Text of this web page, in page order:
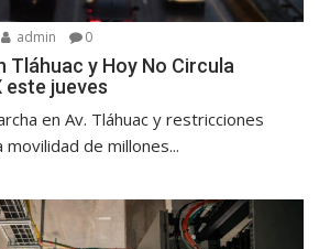
admin 0
Tláhuac y Hoy No Circula
este jueves
en Av. Tláhuac y restricciones
de millones...